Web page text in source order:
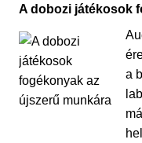
A dobozi játékosok
a